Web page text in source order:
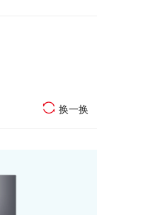
换一换